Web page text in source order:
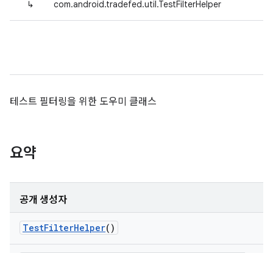
↳ com.android.tradefed.util.TestFilterHelper
테스트 필터링을 위한 도우미 클래스
요약
공개 생성자
TestFilterHelper()